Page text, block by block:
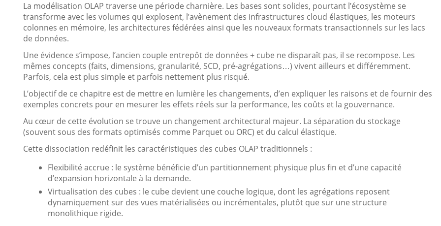
La modélisation OLAP traverse une période charnière. Les bases sont solides, pourtant l’écosystème se
transforme avec les volumes qui explosent, l’avènement des infrastructures cloud élastiques, les moteurs
colonnes en mémoire, les architectures fédérées ainsi que les nouveaux formats transactionnels sur les lacs
de données.
Une évidence s’impose, l’ancien couple entrepôt de données + cube ne disparaît pas, il se recompose. Les
mêmes concepts (faits, dimensions, granularité, SCD, pré-agrégations…) vivent ailleurs et différemment.
Parfois, cela est plus simple et parfois nettement plus risqué.
L’objectif de ce chapitre est de mettre en lumière les changements, d’en expliquer les raisons et de fournir des
exemples concrets pour en mesurer les effets réels sur la performance, les coûts et la gouvernance.
Au cœur de cette évolution se trouve un changement architectural majeur. La séparation du stockage
(souvent sous des formats optimisés comme Parquet ou ORC) et du calcul élastique.
Cette dissociation redéfinit les caractéristiques des cubes OLAP traditionnels :
Flexibilité accrue : le système bénéficie d’un partitionnement physique plus fin et d’une capacité
d’expansion horizontale à la demande.
Virtualisation des cubes : le cube devient une couche logique, dont les agrégations reposent
dynamiquement sur des vues matérialisées ou incrémentales, plutôt que sur une structure
monolithique rigide.